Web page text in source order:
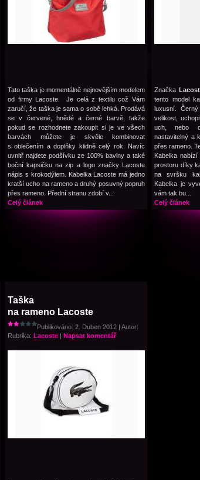
Tato taška je momentálně nejnovějším modelem
od firmy Lacoste. Je celá z textilu což Vám
zaručí, že taška je sama o sobě lehká. Prodává
se v červené, hnědé a černé barvě, takže
pokud se rozhodnete zakoupit si je ve všech
barvách můžete je skvěle kombinovat
s oblečením a doplňky klidně celý rok. Navíc
uvnitř najdete podšívku ze 100% bavlny a také
boční kapsičku na zip a logo značky Lacoste
nápis s krokodýlem. Kabelka Lacoste má jedno
kratší ucho na rameno a druhý posuvný popruh
přes rameno. Přední stranu zdobí v...
Celý článek
Značka
tento model
luxusní.
velikost,
uch, nebo
nastavitelný a
přes rameno.
Kabelka nabízí
prostoru díky
na svršku
Kabelka je
vám tak bu...
Celý článek
Taška
na rameno Lacoste
Publikováno: 2. Duben 2012 | Autor:
Rubrika: Lacoste | Napsat komentář